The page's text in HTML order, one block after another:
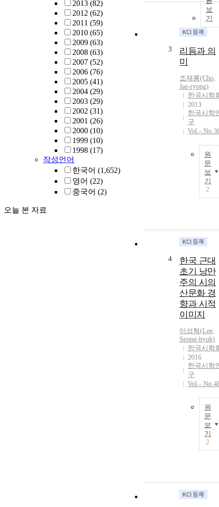
2013 (82)
2012 (62)
2011 (59)
2010 (65)
2009 (63)
2008 (63)
2007 (52)
2006 (76)
2005 (41)
2004 (29)
2003 (29)
2002 (31)
2001 (26)
2000 (10)
1999 (10)
1998 (17)
작성언어
한국어 (1,652)
영어 (22)
중국어 (2)
오늘 본 자료
보
기
3
리듬과 의
미
조재룡(Cho,
Jae-ryong)
한국시학
2013
한국시학
구
Vol.-
원
문
보
기
2
4
한국 근대
초기 낭만
주의 시의
산문화 경
향과 시적
이미지
이성혁(Lee,
Seong-hyuk)
한국시학
2016
한국시학
구
Vol.-
원
문
보
기
2